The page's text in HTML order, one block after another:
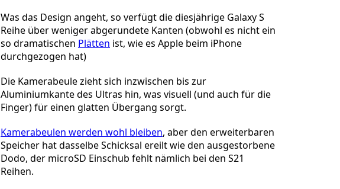
Was das Design angeht, so verfügt die diesjährige Galaxy S
Reihe über weniger abgerundete Kanten (obwohl es nicht ein
so dramatischen Plätten ist, wie es Apple beim iPhone
durchgezogen hat)
Die Kamerabeule zieht sich inzwischen bis zur
Aluminiumkante des Ultras hin, was visuell (und auch für die
Finger) für einen glatten Übergang sorgt.
Kamerabeulen werden wohl bleiben, aber den erweiterbaren
Speicher hat dasselbe Schicksal ereilt wie den ausgestorbene
Dodo, der microSD Einschub fehlt nämlich bei den S21
Reihen.